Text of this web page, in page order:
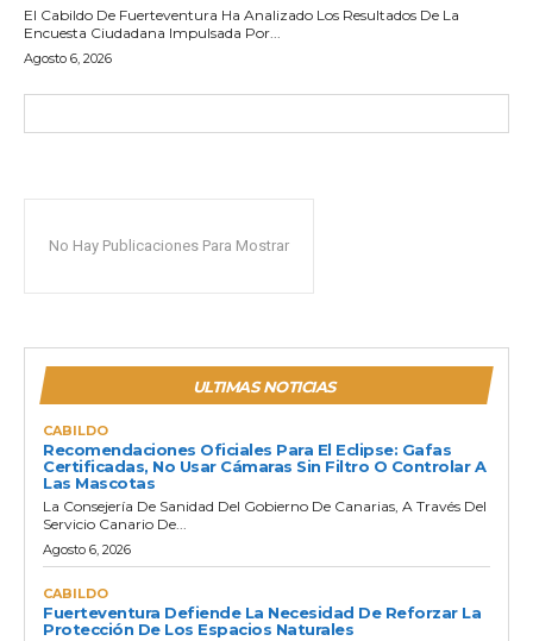
El Cabildo De Fuerteventura Ha Analizado Los Resultados De La
Encuesta Ciudadana Impulsada Por...
Agosto 6, 2026
No Hay Publicaciones Para Mostrar
ULTIMAS NOTICIAS
CABILDO
Recomendaciones Oficiales Para El Eclipse: Gafas
Certificadas, No Usar Cámaras Sin Filtro O Controlar A
Las Mascotas
La Consejería De Sanidad Del Gobierno De Canarias, A Través Del
Servicio Canario De...
Agosto 6, 2026
CABILDO
Fuerteventura Defiende La Necesidad De Reforzar La
Protección De Los Espacios Naturales